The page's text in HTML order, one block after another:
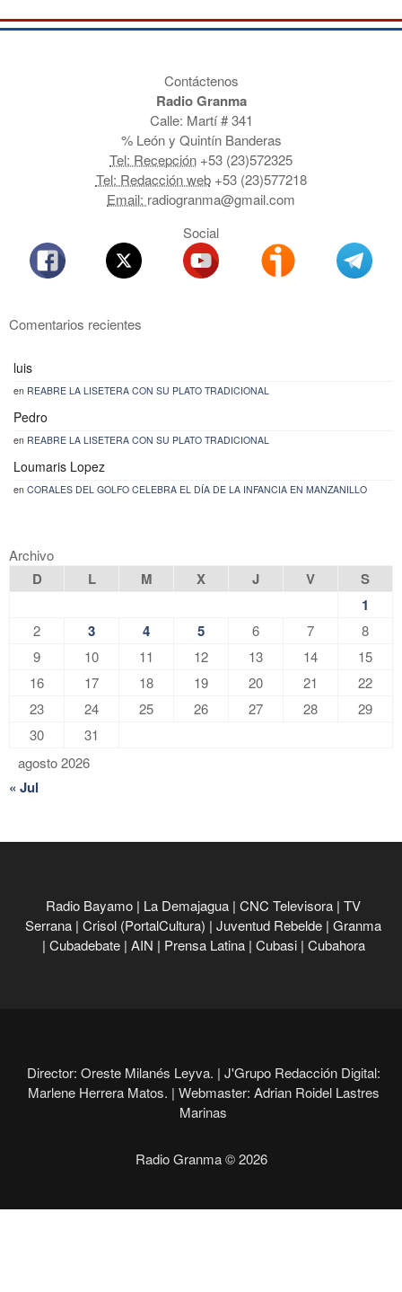
Contáctenos
Radio Granma
Calle: Martí # 341
% León y Quintín Banderas
Tel: Recepción +53 (23)572325
Tel: Redacción web+53 (23)577218
Email: radiogranma@gmail.com
Social
Comentarios recientes
luis
en REABRE LA LISETERA CON SU PLATO TRADICIONAL
Pedro
en REABRE LA LISETERA CON SU PLATO TRADICIONAL
Loumaris Lopez
en CORALES DEL GOLFO CELEBRA EL DÍA DE LA INFANCIA EN MANZANILLO
Archivo
agosto 2026
D L M X J V
S
1
2 3 4 5 6 7
8
9
10 11 12 13 14
15
16
17 18 19 20 21
22
23
24 25 26 27 28
29
30
31
« Jul
Radio Bayamo | La Demajagua | CNC Televisora | TV
Serrana | Crisol (PortalCultura) | Juventud Rebelde | Granma
| Cubadebate | AIN | Prensa Latina | Cubasi | Cubahora
Director: Oreste Milanés Leyva. | J'Grupo Redacción Digital:
Marlene Herrera Matos. | Webmaster: Adrian Roidel Lastres
Marinas
Radio Granma © 2026